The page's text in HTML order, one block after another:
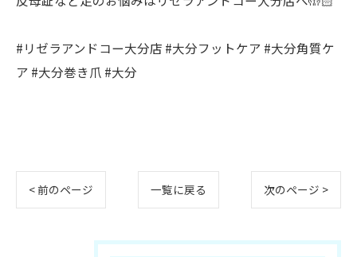
#リゼラアンドコー大分店 #大分フットケア #大分角質ケ
ア #大分巻き爪 #大分
< 前のページ 一覧に戻る 次のページ >